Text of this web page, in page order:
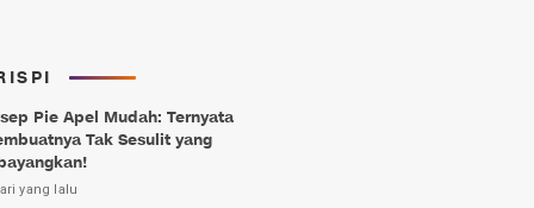
Pie Apel Mudah: Ternyata
Tak Sesulit yang
yang lalu